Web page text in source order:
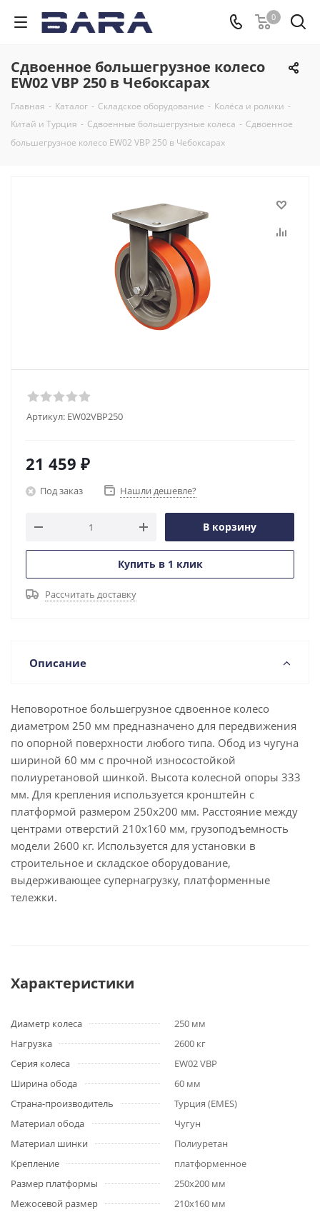
0
Сдвоенное большегрузное колесо
EW02 VBP 250 в Чебоксарах
Главная - Каталог - Складское оборудование - Колёса и ролики -
Китай и Турция - Сдвоенные большегрузные колеса - Сдвоенное
большегрузное колесо EW02 VBP 250 в Чебоксарах
Артикул: EW02VBP250
21 459 ₽
Под заказ Нашли дешевле?
В корзину
Купить в 1 клик
Рассчитать доставку
Описание
Неповоротное большегрузное сдвоенное колесо
диаметром 250 мм предназначено для передвижения
по опорной поверхности любого типа. Обод из чугуна
шириной 60 мм с прочной износостойкой
полиуретановой шинкой. Высота колесной опоры 333
мм. Для крепления используется кронштейн с
платформой размером 250x200 мм. Расстояние между
центрами отверстий 210x160 мм, грузоподъемность
модели 2600 кг. Используется для установки в
строительное и складское оборудование,
выдерживающее супернагрузку, платформенные
тележки.
Характеристики
Диаметр колеса
250 мм
Нагрузка
2600 кг
Серия колеса
EW02 VBP
Ширина обода
60 мм
Страна-производитель
Турция (EMES)
Материал обода
Чугун
Материал шинки
Полиуретан
Крепление
платформенное
Размер платформы
250x200 мм
Межосевой размер
210x160 мм